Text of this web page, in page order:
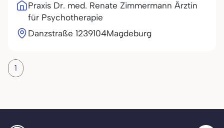
Praxis Dr. med. Renate Zimmermann Ärztin
für Psychotherapie
Danzstraße 1239104Magdeburg
1